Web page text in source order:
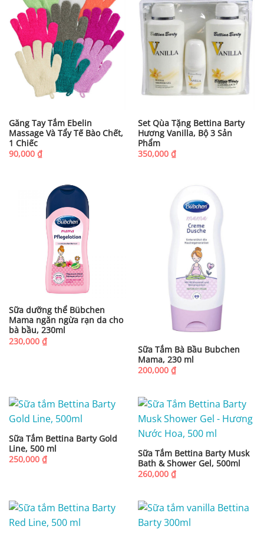
Găng Tay Tắm Ebelin
Massage Và Tẩy Tế Bào Chết,
1 Chiếc
90,000 ₫
Set Qùa Tặng Bettina Barty
Hương Vanilla, Bộ 3 Sản
Phẩm
350,000 ₫
Sữa dưỡng thể Bübchen
Mama ngăn ngừa rạn da cho
bà bầu, 230ml
230,000 ₫
Sữa Tắm Bà Bầu Bubchen
Mama, 230 ml
200,000 ₫
Sữa Tắm Bettina Barty Gold
Line, 500 ml
250,000 ₫
Sữa Tắm Bettina Barty Musk
Bath & Shower Gel, 500ml
260,000 ₫